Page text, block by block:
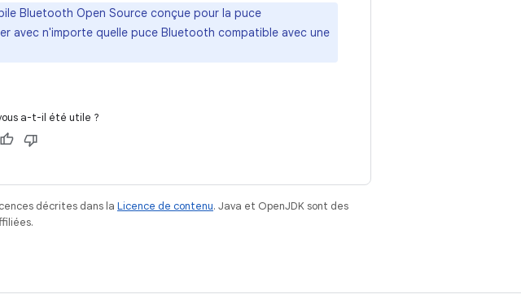
Bluetooth Open Source conçue pour la puce
avec n'importe quelle puce Bluetooth compatible avec une
a-t-il été utile ?
décrites dans la Licence de contenu. Java et OpenJDK sont des